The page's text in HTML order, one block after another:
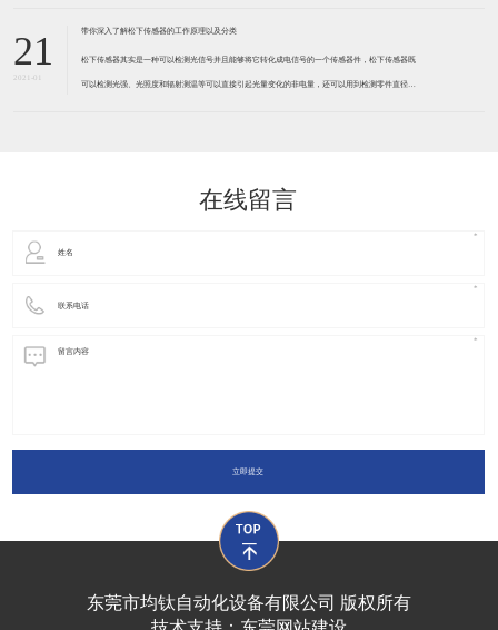
器是利用相应材料的浆料，涂覆在陶瓷基片上
21
2021-01
带你深入了解松下传感器的工作原理以及分类
松下传感器其实是一种可以检测光信号并且能够将它转化成电信号的一个传感器件，松下传感器既
可以检测光强、光照度和辐射测温等可以直接引起光量变化的非电量，还可以用到检测零件直径、
在线留言
立即提交
东莞市均钛自动化设备有限公司 版权所有